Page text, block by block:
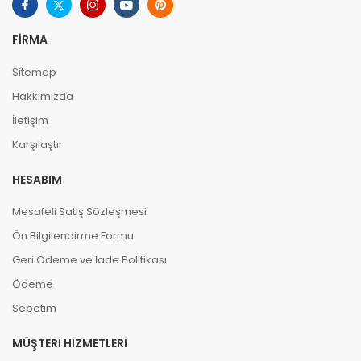
FIRMA
Sitemap
Hakkımızda
İletişim
Karşılaştır
HESABIM
Mesafeli Satış Sözleşmesi
Ön Bilgilendirme Formu
Geri Ödeme ve İade Politikası
Ödeme
Sepetim
MÜŞTERI HIZMETLERI